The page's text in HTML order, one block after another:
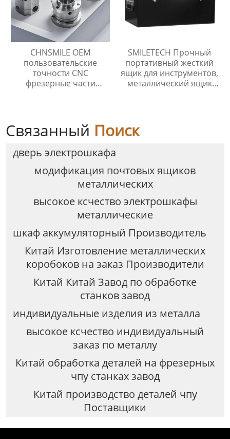
CHNSMILE OEM
пользовательские
точности CNC
фрезерные части
CNC обработки службы
SMILETECH Прочный
портативный жесткий
ящик для инструментов,
металлический ящик
Связанный Поиск
дверь электрошкафа
модификация почтовых ящиков
металлических
высокое ксчество электрошкафы
металлические
шкаф аккумуляторный Производитель
Китай Изготовление металлических
коробоков на заказ Производители
Китай Китай Завод по обработке
станков завод
индивидуальные изделия из металла
высокое ксчество индивидуальный
заказ по металлу
Китай обработка деталей на фрезерных
чпу станках завод
Китай производство деталей чпу
Поставщики